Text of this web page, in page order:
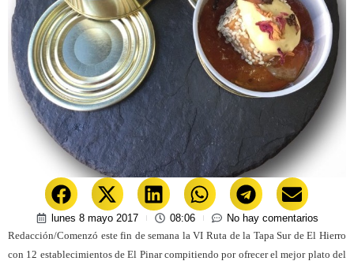
lunes 8 mayo 2017 08:06
No hay comentarios
Redacción/Comenzó este fin de semana la VI Ruta de la Tapa Sur de El Hierro
con 12 establecimientos de El Pinar compitiendo por ofrecer el mejor plato del